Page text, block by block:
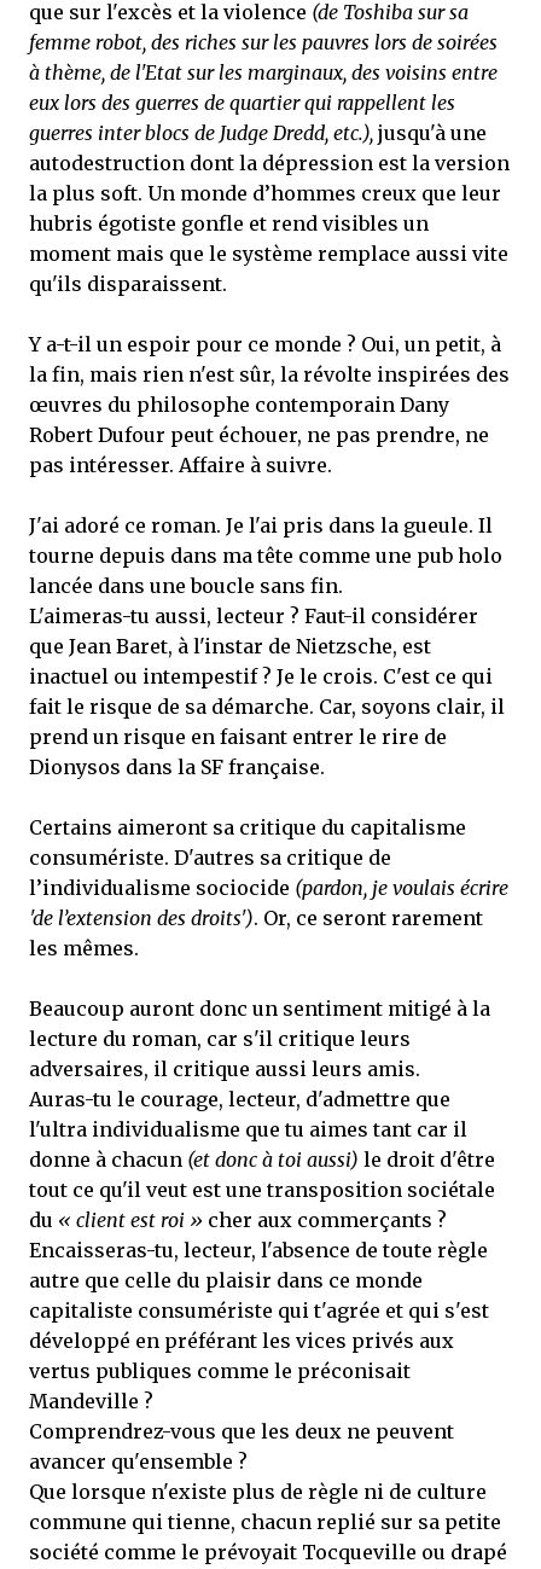
que sur l'excès et la violence (de Toshiba sur sa
femme robot, des riches sur les pauvres lors de soirées
à thème, de l'Etat sur les marginaux, des voisins entre
eux lors des guerres de quartier qui rappellent les
guerres inter blocs de Judge Dredd, etc.), jusqu'à une
autodestruction dont la dépression est la version
la plus soft. Un monde d’hommes creux que leur
hubris égotiste gonfle et rend visibles un
moment mais que le système remplace aussi vite
qu'ils disparaissent.
Y a-t-il un espoir pour ce monde ? Oui, un petit, à
la fin, mais rien n'est sûr, la révolte inspirées des
œuvres du philosophe contemporain Dany
Robert Dufour peut échouer, ne pas prendre, ne
pas intéresser. Affaire à suivre.
J'ai adoré ce roman. Je l'ai pris dans la gueule. Il
tourne depuis dans ma tête comme une pub holo
lancée dans une boucle sans fin.
L'aimeras-tu aussi, lecteur ? Faut-il considérer
que Jean Baret, à l'instar de Nietzsche, est
inactuel ou intempestif ? Je le crois. C'est ce qui
fait le risque de sa démarche. Car, soyons clair, il
prend un risque en faisant entrer le rire de
Dionysos dans la SF française.
Certains aimeront sa critique du capitalisme
consumériste. D'autres sa critique de
l’individualisme sociocide (pardon, je voulais écrire
'de l’extension des droits'). Or, ce seront rarement
les mêmes.
Beaucoup auront donc un sentiment mitigé à la
lecture du roman, car s'il critique leurs
adversaires, il critique aussi leurs amis.
Auras-tu le courage, lecteur, d'admettre que
l'ultra individualisme que tu aimes tant car il
donne à chacun (et donc à toi aussi) le droit d'être
tout ce qu'il veut est une transposition sociétale
du « client est roi » cher aux commerçants ?
Encaisseras-tu, lecteur, l'absence de toute règle
autre que celle du plaisir dans ce monde
capitaliste consumériste qui t'agrée et qui s'est
développé en préférant les vices privés aux
vertus publiques comme le préconisait
Mandeville ?
Comprendrez-vous que les deux ne peuvent
avancer qu'ensemble ?
Que lorsque n'existe plus de règle ni de culture
commune qui tienne, chacun replié sur sa petite
société comme le prévoyait Tocqueville ou drapé